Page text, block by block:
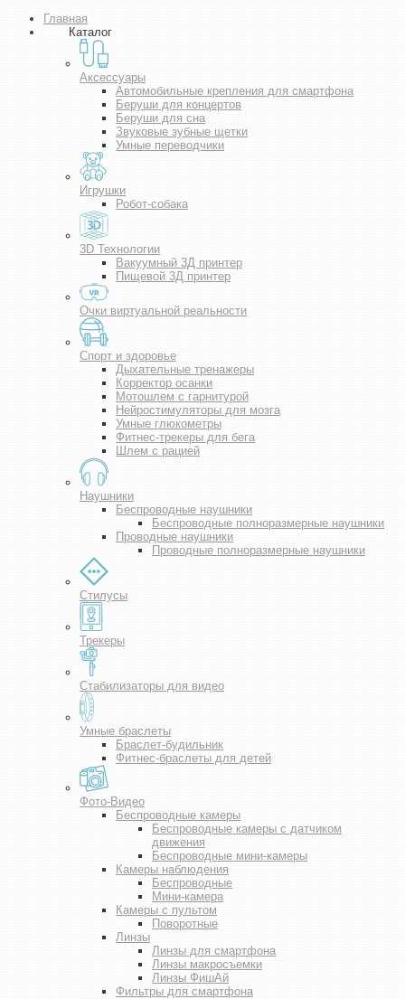
Главная
Каталог
Аксессуары
Автомобильные крепления для смартфона
Беруши для концертов
Беруши для сна
Звуковые зубные щетки
Умные переводчики
Игрушки
Робот-собака
3D Технологии
Вакуумный 3Д принтер
Пищевой 3Д принтер
Очки виртуальной реальности
Спорт и здоровье
Дыхательные тренажеры
Корректор осанки
Мотошлем с гарнитурой
Нейростимуляторы для мозга
Умные глюкометры
Фитнес-трекеры для бега
Шлем с рацией
Наушники
Беспроводные наушники
Беспроводные полноразмерные наушники
Проводные наушники
Проводные полноразмерные наушники
Стилусы
Трекеры
Стабилизаторы для видео
Умные браслеты
Браслет-будильник
Фитнес-браслеты для детей
Фото-Видео
Беспроводные камеры
Беспроводные камеры с датчиком
движения
Беспроводные мини-камеры
Камеры наблюдения
Беспроводные
Мини-камера
Камеры с пультом
Поворотные
Линзы
Линзы для смартфона
Линзы макросъемки
Линзы ФишАй
Фильтры для смартфона